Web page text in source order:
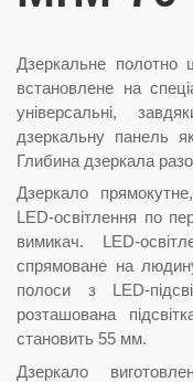
Дзеркальне
встановлене на
універсальні,
дзеркальну панель
Глибина дзеркала
Дзеркало
LED-освітлення по
вимикач. LED-
спрямоване на
полоси з LED-
розташована
становить 55 мм.
Дзеркало